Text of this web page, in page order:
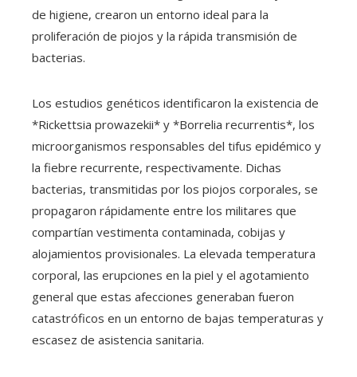
de higiene, crearon un entorno ideal para la
proliferación de piojos y la rápida transmisión de
bacterias.
Los estudios genéticos identificaron la existencia de
*Rickettsia prowazekii* y *Borrelia recurrentis*, los
microorganismos responsables del tifus epidémico y
la fiebre recurrente, respectivamente. Dichas
bacterias, transmitidas por los piojos corporales, se
propagaron rápidamente entre los militares que
compartían vestimenta contaminada, cobijas y
alojamientos provisionales. La elevada temperatura
corporal, las erupciones en la piel y el agotamiento
general que estas afecciones generaban fueron
catastróficos en un entorno de bajas temperaturas y
escasez de asistencia sanitaria.